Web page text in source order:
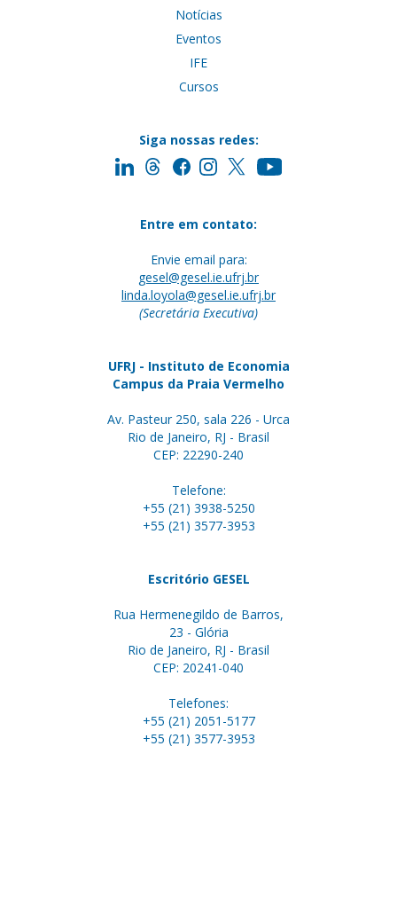
Notícias
Eventos
IFE
Cursos
Siga nossas redes:
Entre em contato:
Envie email para:
gesel@gesel.ie.ufrj.br
linda.loyola@gesel.ie.ufrj.br
(Secretária Executiva)
UFRJ - Instituto de Economia
Campus da Praia Vermelho
Av. Pasteur 250, sala 226 - Urca
Rio de Janeiro, RJ - Brasil
CEP: 22290-240
Telefone:
+55 (21) 3938-5250
+55 (21) 3577-3953
Escritório GESEL
Rua Hermenegildo de Barros,
23 - Glória
Rio de Janeiro, RJ - Brasil
CEP: 20241-040
Telefones:
+55 (21) 2051-5177
+55 (21) 3577-3953